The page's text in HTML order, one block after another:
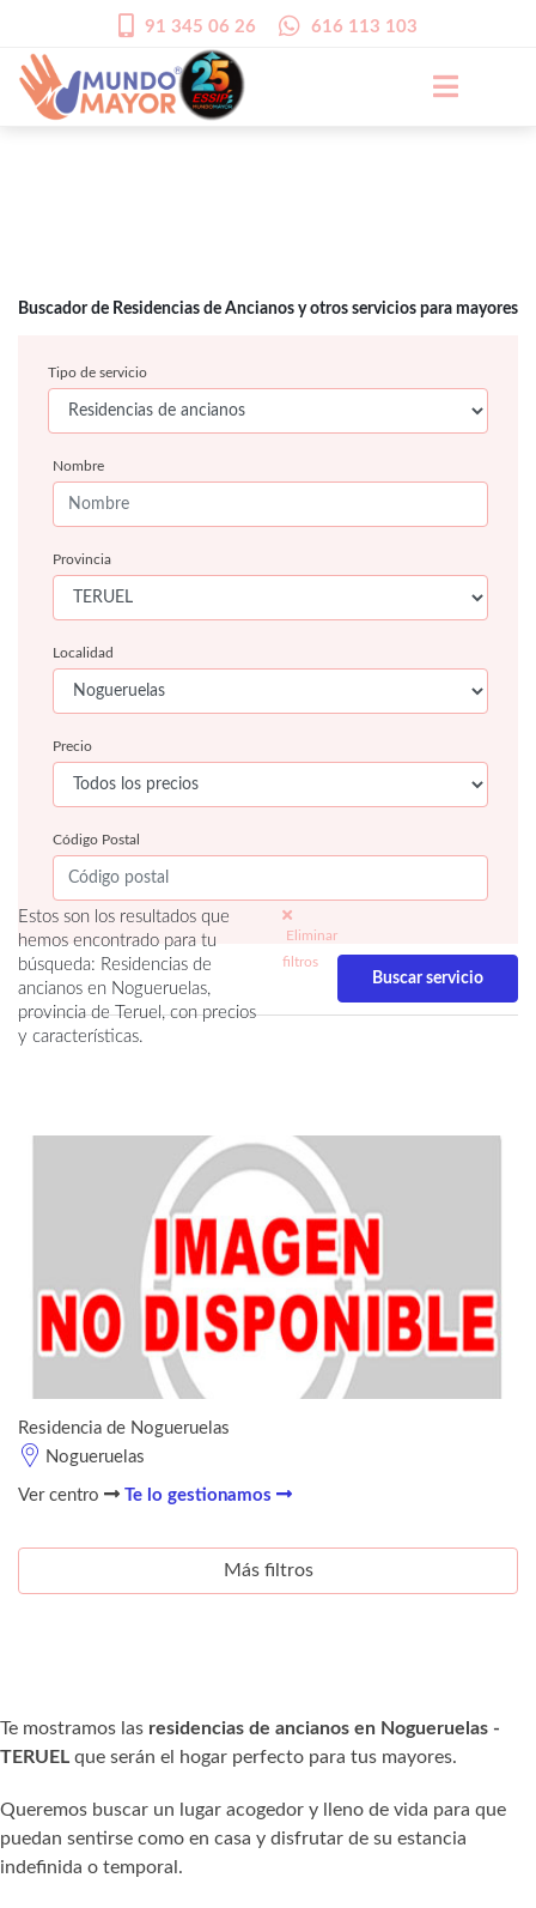
91 345 06 26 616 113 103
Buscador de Residencias de Ancianos y otros servicios para mayores
Tipo de servicio
Nombre
Provincia
Localidad
Precio
Código Postal
Estos son los resultados que
hemos encontrado para tu
búsqueda: Residencias de
ancianos en Nogueruelas,
provincia de Teruel, con precios
y características.
Eliminar
filtros
Residencia de Nogueruelas
Nogueruelas
Ver centro Te lo gestionamos
Más filtros
Te mostramos las residencias de ancianos en Nogueruelas -
TERUEL que serán el hogar perfecto para tus mayores.
Queremos buscar un lugar acogedor y lleno de vida para que
puedan sentirse como en casa y disfrutar de su estancia
indefinida o temporal.